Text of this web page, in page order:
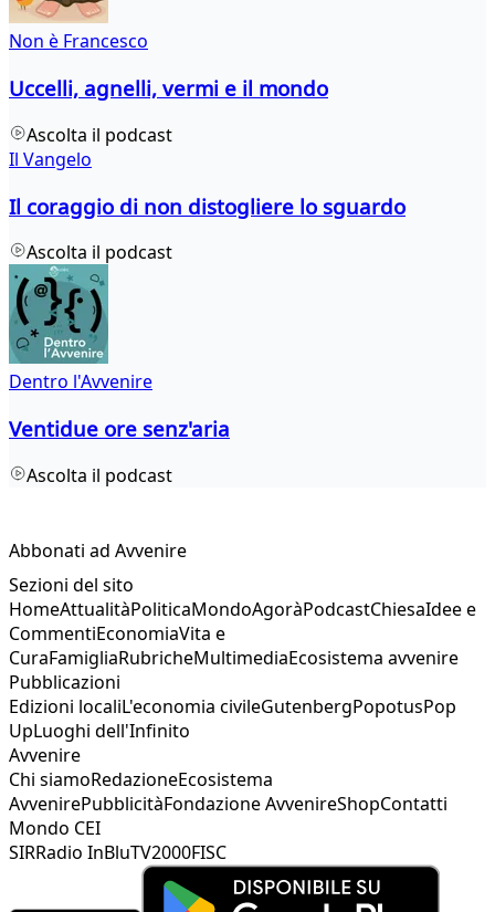
Non è Francesco
Uccelli, agnelli, vermi e il mondo
Ascolta il podcast
Il Vangelo
Il coraggio di non distogliere lo sguardo
Ascolta il podcast
Dentro l'Avvenire
Ventidue ore senz'aria
Ascolta il podcast
Abbonati ad Avvenire
Sezioni del sito
HomeAttualitàPoliticaMondoAgoràPodcastChiesaIdee e
CommentiEconomiaVita e
CuraFamigliaRubricheMultimediaEcosistema avvenire
Pubblicazioni
Edizioni localiL'economia civileGutenbergPopotusPop
UpLuoghi dell'Infinito
Avvenire
Chi siamoRedazioneEcosistema
AvvenirePubblicitàFondazione AvvenireShopContatti
Mondo CEI
SIRRadio InBluTV2000FISC